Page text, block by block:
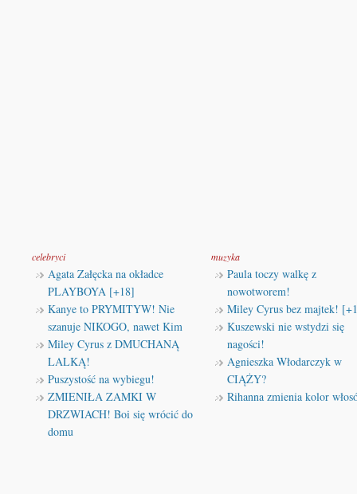
celebryci
Agata Załęcka na okładce
PLAYBOYA [+18]
Kanye to PRYMITYW! Nie
szanuje NIKOGO, nawet Kim
Miley Cyrus z DMUCHANĄ
LALKĄ!
Puszystość na wybiegu!
ZMIENIŁA ZAMKI W
DRZWIACH! Boi się wrócić do
domu
muzyka
Paula toczy walkę z
nowotworem!
Miley Cyrus bez majtek!
Kuszewski nie wstydzi się
nagości!
Agnieszka Włodarczyk w
CIĄŻY?
Rihanna zmienia kolor